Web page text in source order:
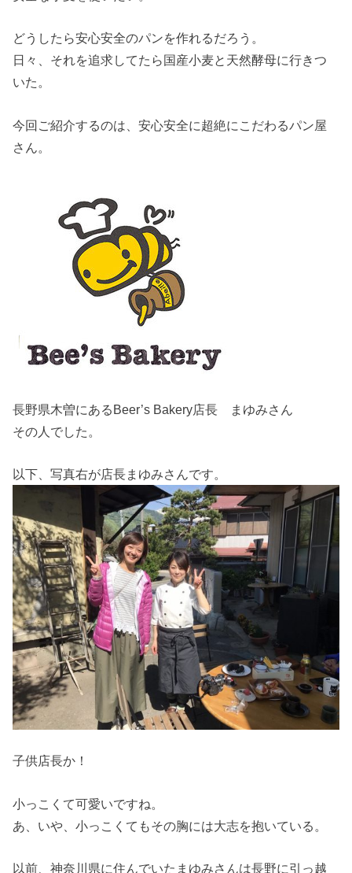
どうしたら安心安全のパンを作れるだろう。
日々、それを追求してたら国産小麦と天然酵母に行きつ
いた。
今回ご紹介するのは、安心安全に超絶にこだわるパン屋
さん。
長野県木曽にあるBeer’s Bakery店長 まゆみさん
その人でした。
以下、写真右が店長まゆみさんです。
子供店長か！
小っこくて可愛いですね。
あ、いや、小っこくてもその胸には大志を抱いている。
以前、神奈川県に住んでいたまゆみさんは長野に引っ越